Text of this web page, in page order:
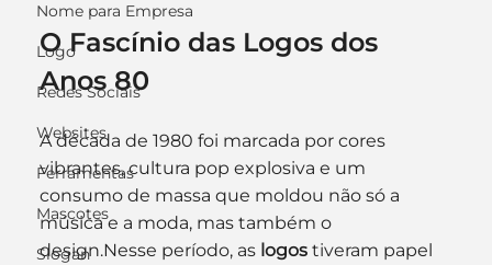
Nome para Empresa
Logo
Redes Sociais
Websites
Ferramentas
Mascotes
Slogan
O Fascínio das Logos dos
Anos 80
A década de 1980 foi marcada por cores
vibrantes, cultura pop explosiva e um
consumo de massa que moldou não só a
música e a moda, mas também o
design.Nesse período, as logos tiveram papel